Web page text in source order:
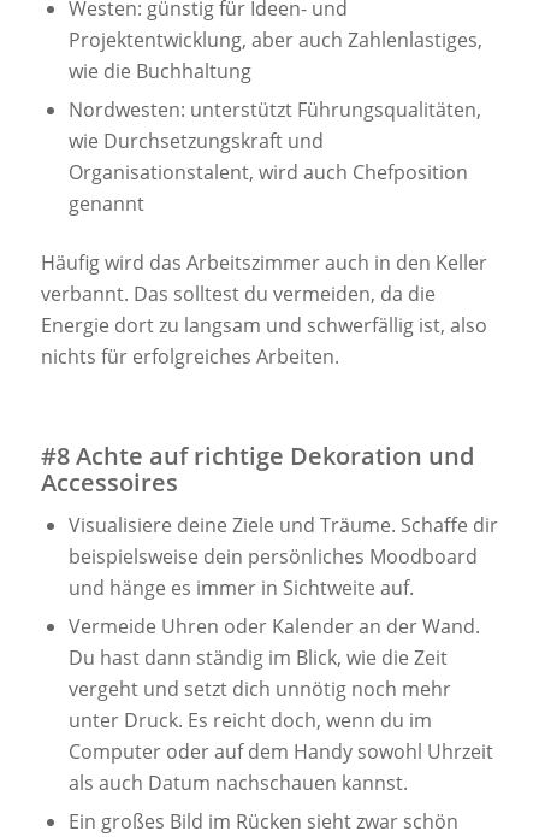
Westen: günstig für Ideen- und
Projektentwicklung, aber auch Zahlenlastiges,
wie die Buchhaltung
Nordwesten: unterstützt Führungsqualitäten,
wie Durchsetzungskraft und
Organisationstalent, wird auch Chefposition
genannt
Häufig wird das Arbeitszimmer auch in den Keller
verbannt. Das solltest du vermeiden, da die
Energie dort zu langsam und schwerfällig ist, also
nichts für erfolgreiches Arbeiten.
#8 Achte auf richtige Dekoration und
Accessoires
Visualisiere deine Ziele und Träume. Schaffe dir
beispielsweise dein persönliches Moodboard
und hänge es immer in Sichtweite auf.
Vermeide Uhren oder Kalender an der Wand.
Du hast dann ständig im Blick, wie die Zeit
vergeht und setzt dich unnötig noch mehr
unter Druck. Es reicht doch, wenn du im
Computer oder auf dem Handy sowohl Uhrzeit
als auch Datum nachschauen kannst.
Ein großes Bild im Rücken sieht zwar schön